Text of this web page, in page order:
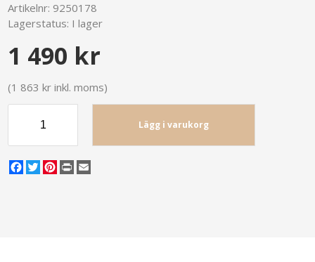
Artikelnr: 9250178
Lagerstatus: I lager
1 490 kr
(1 863 kr inkl. moms)
Lägg i varukorg
Facebook
TwitterPinterest
Print